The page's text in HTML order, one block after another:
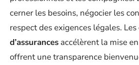
cerner les besoins, négocier les
respect des exigences légales. Les
d’assurances accélèrent la mise
offrent une transparence